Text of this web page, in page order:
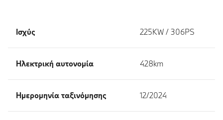
Ισχύς 225KW / 306PS
Ηλεκτρική αυτονομία 428km
Ημερομηνία ταξινόμησης 12/2024